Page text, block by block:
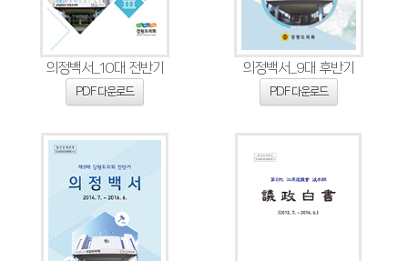
의정백서_10대 전반기
PDF 다운로드
의정백서_9대 후반기
PDF 다운로드